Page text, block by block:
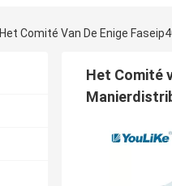
Het Comité Van De Enige
Het Comité